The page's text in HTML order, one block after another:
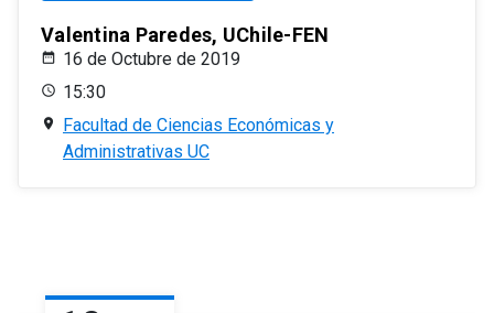
Valentina Paredes, UChile-FEN
16 de Octubre de 2019
15:30
Facultad de Ciencias Económicas y
Administrativas UC